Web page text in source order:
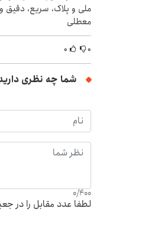
ملی و پلاک، سریع، دقیق
معطلی
۰ ۰
شما چه نظری
0/400
لطفا عدد مقابل را در